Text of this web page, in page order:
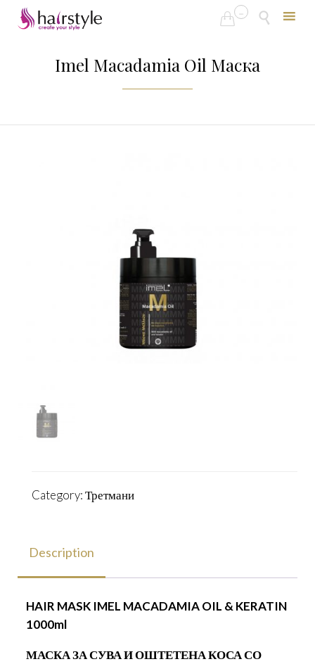
 ...

to
Imel Macadamia Oil Маска
Category:Третмани
Description
HAIR MASK IMEL MACADAMIA OIL & KERATIN
1000ml
МАСКА ЗА СУВА И ОШТЕТЕНА КОСАСО